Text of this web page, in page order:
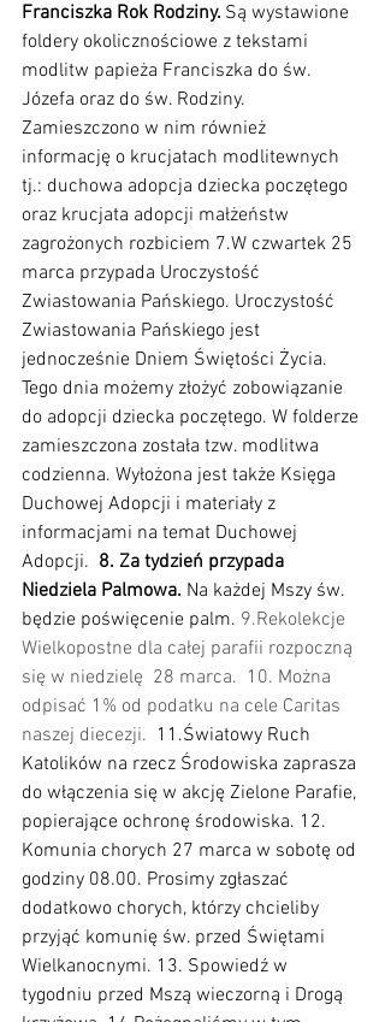
Franciszka Rok Rodziny. Są wystawione
foldery okolicznościowe z tekstami
modlitw papieża Franciszka do św.
Józefa oraz do św. Rodziny.
Zamieszczono w nim również
informację o krucjatach modlitewnych
tj.: duchowa adopcja dziecka poczętego
oraz krucjata adopcji małżeństw
zagrożonych rozbiciem 7.W czwartek 25
marca przypada Uroczystość
Zwiastowania Pańskiego. Uroczystość
Zwiastowania Pańskiego jest
jednocześnie Dniem Świętości Życia.
Tego dnia możemy złożyć zobowiązanie
do adopcji dziecka poczętego. W folderze
zamieszczona została tzw. modlitwa
codzienna. Wyłożona jest także Księga
Duchowej Adopcji i materiały z
informacjami na temat Duchowej
Adopcji. 8. Za tydzień przypada
Niedziela Palmowa. Na każdej Mszy św.
będzie poświęcenie palm. 9.Rekolekcje
Wielkopostne dla całej parafii rozpoczną
się w niedzielę  28 marca. 10. Można
odpisać 1% od podatku na cele Caritas
naszej diecezji. 11.Światowy Ruch
Katolików na rzecz Środowiska zaprasza
do włączenia się w akcję Zielone Parafie,
popierające ochronę środowiska. 12.
Komunia chorych 27 marca w sobotę od
godziny 08.00. Prosimy zgłaszać
dodatkowo chorych, którzy chcieliby
przyjąć komunię św. przed Świętami
Wielkanocnymi. 13. Spowiedź w
tygodniu przed Mszą wieczorną i Drogą